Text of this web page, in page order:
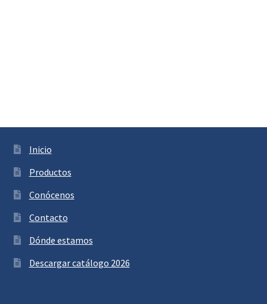
Inicio
Productos
Conócenos
Contacto
Dónde estamos
Descargar catálogo 2026